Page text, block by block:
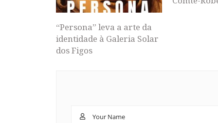
“Persona” leva a arte da
identidade à Galeria Solar
dos Figos